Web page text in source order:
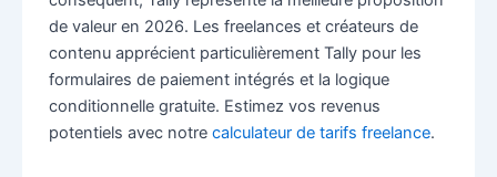
de valeur en 2026. Les freelances et créateurs de
contenu apprécient particulièrement Tally pour les
formulaires de paiement intégrés et la logique
conditionnelle gratuite. Estimez vos revenus
potentiels avec notre calculateur de tarifs freelance.